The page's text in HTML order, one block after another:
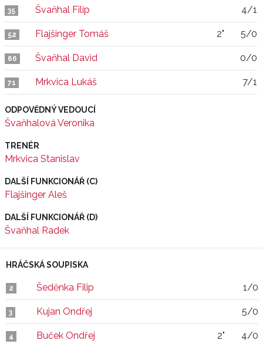
35 Švaňhal Filip 4/1
52 Flajšinger Tomáš 2" 5/0
66 Švaňhal David 0/0
71 Mrkvica Lukáš 7/1
ODPOVĚDNÝ VEDOUCÍ
Švaňhalová Veronika
TRENÉR
Mrkvica Stanislav
DALŠÍ FUNKCIONÁŘ (C)
Flajšinger Aleš
DALŠÍ FUNKCIONÁŘ (D)
Švaňhal Radek
HRÁČSKÁ SOUPISKA
2 Šeděnka Filip 1/0
3 Kujan Ondřej 5/0
4 Buček Ondřej 2" 4/0